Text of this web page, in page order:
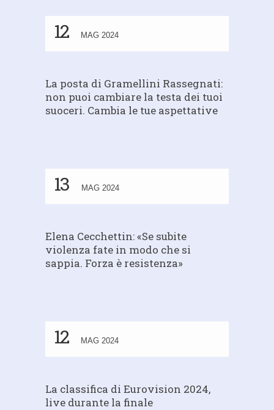
12 MAG 2024
La posta di Gramellini Rassegnati:
non puoi cambiare la testa dei tuoi
suoceri. Cambia le tue aspettative
13 MAG 2024
Elena Cecchettin: «Se subite
violenza fate in modo che si
sappia. Forza è resistenza»
12 MAG 2024
La classifica di Eurovision 2024,
live durante la finale